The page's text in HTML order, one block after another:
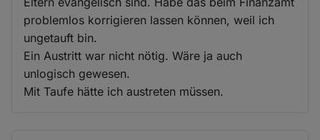
problemlos korrigieren lassen können, weil ich
ungetauft bin.
Ein Austritt war nicht nötig. Wäre ja auch
unlogisch gewesen.
Mit Taufe hätte ich austreten müssen.